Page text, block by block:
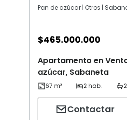
Pan de azúcar | Otros |
$465.000.000
Apartamento en
azúcar, Sabaneta
Contactar